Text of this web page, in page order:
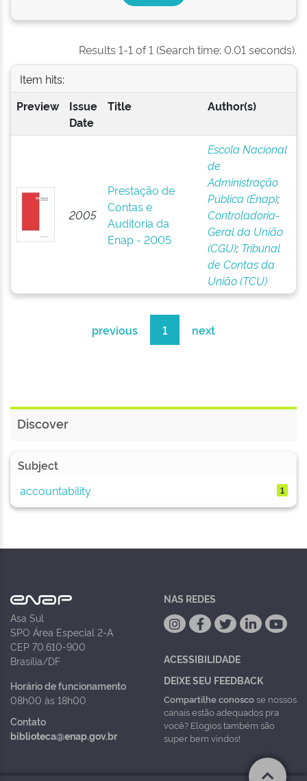
Results 1-1 of 1 (Search time: 0.01 seconds).
Item hits:
Preview
Issue
Date
Title Author(s)
2005
Prestação de
Contas e
Auditoria da
Enap - 2005
Escola Nacional
de
Administração
Pública (Enap);
Controladoria-
Geral da União
(CGU); Tribunal
de Contas da
União (TCU)
previous 1 next
Discover
Subject
accountability
1
Asa Sul
SPO Área Especial 2-A
CEP 70.610-900
Brasília/DF
Horário de funcionamento
08h00 às 18h00
Contato
biblioteca@enap.gov.br
NAS REDES
ACESSIBILIDADE
DEIXE SEU FEEDBACK
Compartilhe conoscose nossos
canais estão adequados pra
você? Elogios também são
super bem vindos!